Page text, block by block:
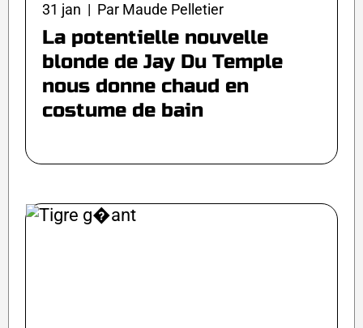
31 jan | Par Maude Pelletier
La potentielle nouvelle
blonde de Jay Du Temple
nous donne chaud en
costume de bain